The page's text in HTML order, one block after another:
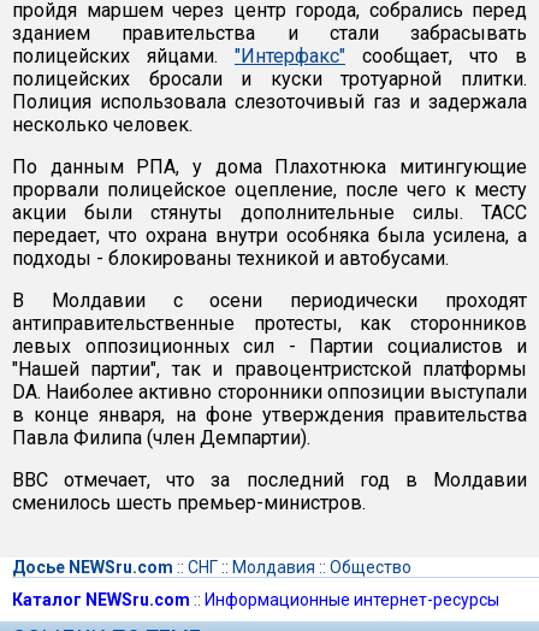
пройдя маршем через центр города, собрались перед
зданием правительства и стали забрасывать
полицейских яйцами. "Интерфакс" сообщает, что в
полицейских бросали и куски тротуарной плитки.
Полиция использовала слезоточивый газ и задержала
несколько человек.
По данным РПА, у дома Плахотнюка митингующие
прорвали полицейское оцепление, после чего к месту
акции были стянуты дополнительные силы. ТАСС
передает, что охрана внутри особняка была усилена, а
подходы - блокированы техникой и автобусами.
В Молдавии с осени периодически проходят
антиправительственные протесты, как сторонников
левых оппозиционных сил - Партии социалистов и
"Нашей партии", так и правоцентристской платформы
DA. Наиболее активно сторонники оппозиции выступали
в конце января, на фоне утверждения правительства
Павла Филипа (член Демпартии).
ВВС отмечает, что за последний год в Молдавии
сменилось шесть премьер-министров.
Досье NEWSru.com :: СНГ:: Молдавия :: Общество
Каталог NEWSru.com :: Информационные интернет-ресурсы